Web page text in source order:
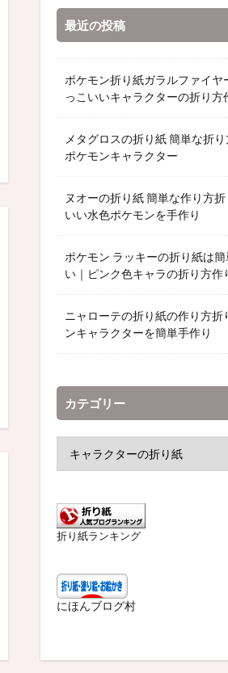
最近の投稿
ポケモン折り紙ガラルファイヤ
っこいいキャラクターの折り
メタグロスの折り紙 簡単な折り
ポケモンキャラクター
ヌオーの折り紙 簡単な作り方
いい水色ポケモンを手作り
ポケモン ラッキーの折り紙は
い｜ピンク色キャラの折り方作
ニャローテの折り紙の作り方折
ンキャラクターを簡単手作り
カテゴリー
折り紙ランキング
にほんブログ村